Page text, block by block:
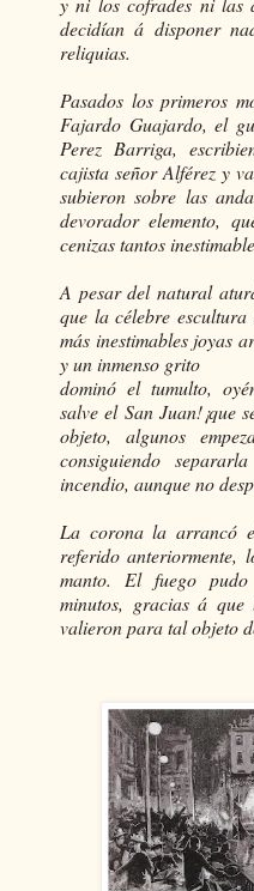
decidían á disponer
reliquias.
Pasados los primeros
Fajardo Guajardo, el
Perez Barriga,
cajista señor Alférez y
subieron sobre las
devorador elemento,
cenizas tantos
A pesar del natural
que la célebre
más inestimables joyas
y un inmenso grito
dominó el tumulto,
salve el San Juan!¡que
objeto, algunos
consiguiendo
incendio, aunque no
La corona la arrancó
referido
manto. El fuego
minutos, gracias á que
valieron para tal objeto